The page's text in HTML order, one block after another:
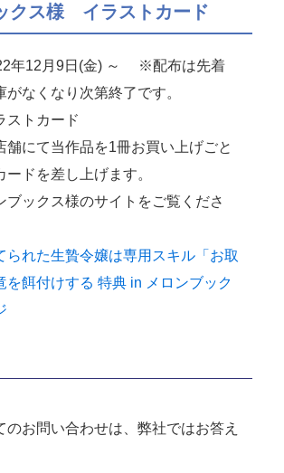
クス様 イラストカード
年12月9日(金) ～ ※配布は先着
がなくなり次第終了です。
ストカード
舗にて当作品を1冊お買い上げごと
ドを差し上げます。
ブックス様のサイトをご覧くださ
れた生贄令嬢は専用スキル「お取
を餌付けする 特典 in メロンブック
お問い合わせは、弊社ではお答え